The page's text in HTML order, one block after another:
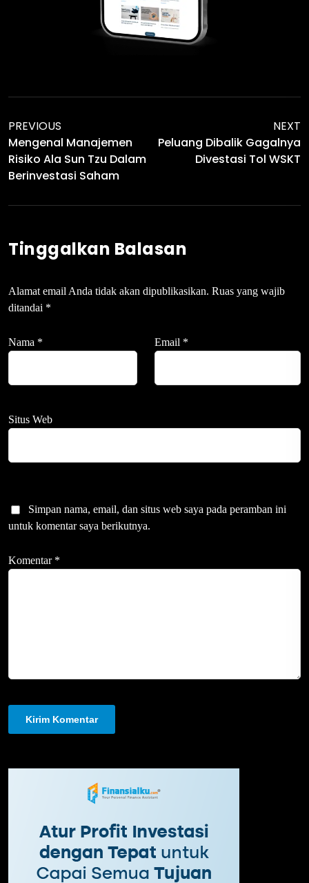
PREVIOUS
Mengenal Manajemen
Risiko Ala Sun Tzu Dalam
Berinvestasi Saham
NEXT
Peluang Dibalik Gagalnya
Divestasi Tol WSKT
Tinggalkan Balasan
Alamat email Anda tidak akan dipublikasikan. Ruas yang wajib
ditandai *
Nama * Email *
Situs Web
Simpan nama, email, dan situs web saya pada peramban ini
untuk komentar saya berikutnya.
Komentar *